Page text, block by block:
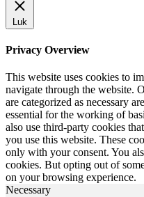
Luk
Privacy Overview
This website uses cookies to
navigate through the website.
are categorized as necessary
essential for the working of
also use third-party cookies
you use this website. These
only with your consent. You
cookies. But opting out of
on your browsing experience.
Necessary